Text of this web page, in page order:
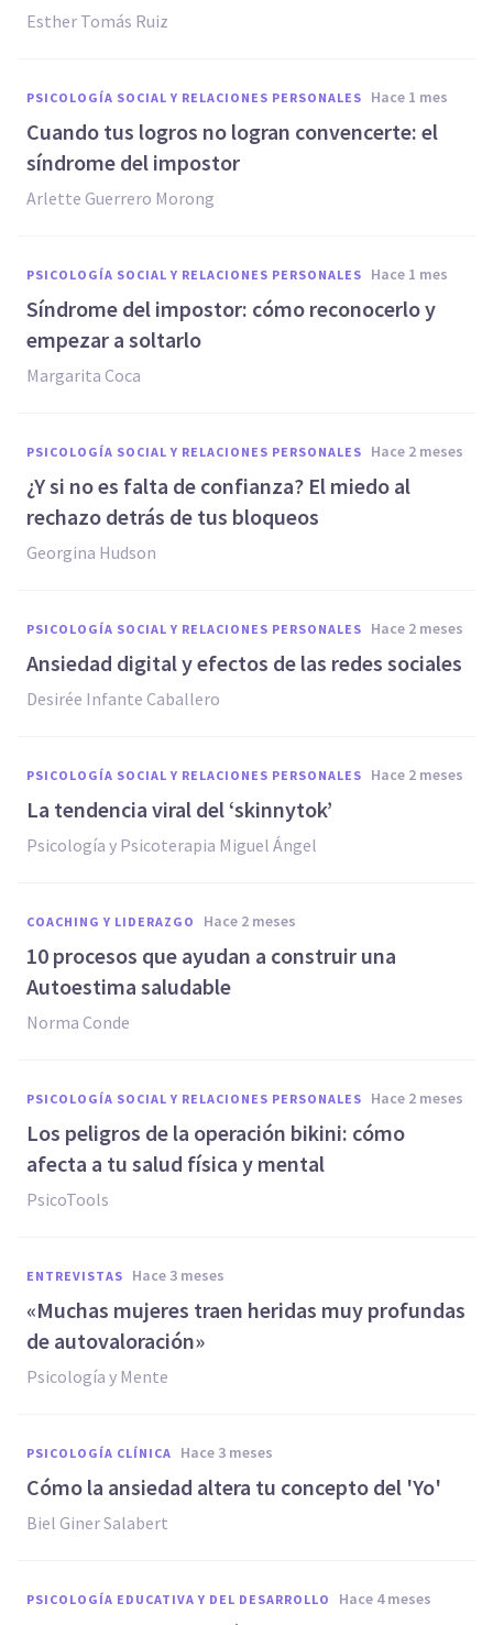
Esther Tomás Ruiz
PSICOLOGÍA SOCIAL Y RELACIONES PERSONALES hace 1 mes
Cuando tus logros no logran convencerte: el
síndrome del impostor
Arlette Guerrero Morong
PSICOLOGÍA SOCIAL Y RELACIONES PERSONALES hace 1 mes
Síndrome del impostor: cómo reconocerlo y
empezar a soltarlo
Margarita Coca
PSICOLOGÍA SOCIAL Y RELACIONES PERSONALES hace 2 meses
¿Y si no es falta de confianza? El miedo al
rechazo detrás de tus bloqueos
Georgina Hudson
PSICOLOGÍA SOCIAL Y RELACIONES PERSONALES hace 2 meses
Ansiedad digital y efectos de las redes sociales
Desirée Infante Caballero
PSICOLOGÍA SOCIAL Y RELACIONES PERSONALES hace 2 meses
La tendencia viral del ‘skinnytok’
Psicología y Psicoterapia Miguel Ángel
COACHING Y LIDERAZGO hace 2 meses
10 procesos que ayudan a construir una
Autoestima saludable
Norma Conde
PSICOLOGÍA SOCIAL Y RELACIONES PERSONALES hace 2 meses
Los peligros de la operación bikini: cómo
afecta a tu salud física y mental
PsicoTools
ENTREVISTAS hace 3 meses
«Muchas mujeres traen heridas muy profundas
de autovaloración»
Psicología y Mente
PSICOLOGÍA CLÍNICA hace 3 meses
Cómo la ansiedad altera tu concepto del 'Yo'
Biel Giner Salabert
PSICOLOGÍA EDUCATIVA Y DEL DESARROLLO hace 4 meses